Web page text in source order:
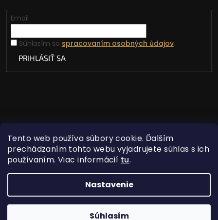
Tento web používa súbory cookie. Ďalším
prechádzaním tohto webu vyjadrujete súhlas s ich
používaním. Viac informácií tu.
Nastavenie
Súhlasím
Email
Súhlasím so spracovaním osobných údajov.
PRIHLÁSIŤ SA
Vytvoril Shoptet
Copyright 2026Lovecká vášeň. Všetky práva
vyhradené.